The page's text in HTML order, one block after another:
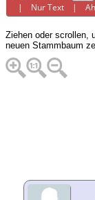
| Nur Text |
Ziehen oder scrollen,
neuen Stammbaum